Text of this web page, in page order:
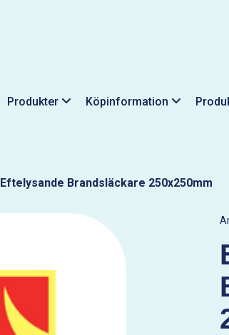
Produkter Köpinformation
Eftelysande Brandsläckare 250x250mm